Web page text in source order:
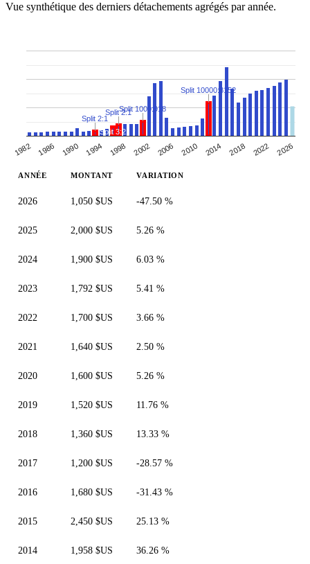
Vue synthétique des derniers détachements agrégés par année.
1982 1986 1990 1994 1998 2002 2006 2010 2014 2018 2022 2026
Split 2:1
Split 3:2
Split 2:1Split 1000:918
Split 10000:8152
ANNÉE MONTANT VARIATION
2026 1,050 $US -47.50 %
2025 2,000 $US 5.26 %
2024 1,900 $US 6.03 %
2023 1,792 $US 5.41 %
2022 1,700 $US 3.66 %
2021 1,640 $US 2.50 %
2020 1,600 $US 5.26 %
2019 1,520 $US 11.76 %
2018 1,360 $US 13.33 %
2017 1,200 $US -28.57 %
2016 1,680 $US -31.43 %
2015 2,450 $US 25.13 %
2014 1,958 $US 36.26 %